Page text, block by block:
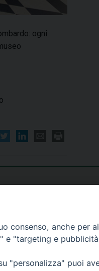
ogni
consenso, anche per
e "targeting e
"personalizza" puoi